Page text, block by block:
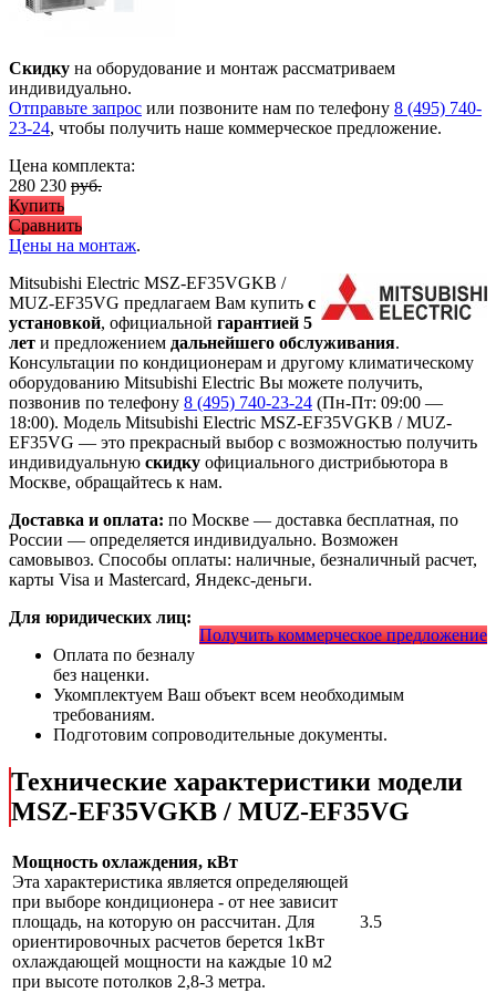
Скидку на оборудование и монтаж рассматриваем
индивидуально.
Отправьте запрос или позвоните нам по телефону 8 (495) 740-
23-24, чтобы получить наше коммерческое предложение.
Цена комплекта:
280 230 руб.
Купить
Сравнить
Цены на монтаж.
Mitsubishi Electric MSZ-EF35VGKB /
MUZ-EF35VG предлагаем Вам купить с
установкой, официальной гарантией 5
лет и предложением дальнейшего обслуживания.
Консультации по кондиционерам и другому климатическому
оборудованию Mitsubishi Electric Вы можете получить,
позвонив по телефону 8 (495) 740-23-24 (Пн-Пт: 09:00 —
18:00). Модель Mitsubishi Electric MSZ-EF35VGKB / MUZ-
EF35VG — это прекрасный выбор с возможностью получить
индивидуальную скидку официального дистрибьютора в
Москве, обращайтесь к нам.
Доставка и оплата: по Москве — доставка бесплатная, по
России — определяется индивидуально. Возможен
самовывоз. Способы оплаты: наличные, безналичный расчет,
карты Visa и Mastercard, Яндекс-деньги.
Получить коммерческое предложение
Для юридических лиц:
Оплата по безналу
без наценки.
Укомплектуем Ваш объект всем необходимым
требованиям.
Подготовим сопроводительные документы.
Технические характеристики модели
MSZ-EF35VGKB / MUZ-EF35VG
Мощность охлаждения, кВт
Эта характеристика является определяющей
при выборе кондиционера - от нее зависит
площадь, на которую он рассчитан. Для
ориентировочных расчетов берется 1кВт
охлаждающей мощности на каждые 10 м2
при высоте потолков 2,8-3 метра.
3.5